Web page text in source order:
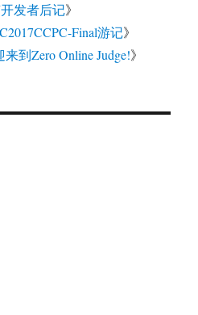
发者后记》
Final游记》
来到Zero Online Judge!》